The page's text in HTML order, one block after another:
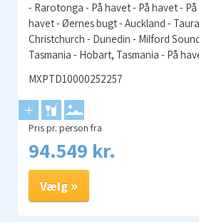
- Rarotonga - På havet - På havet -
havet - Øernes bugt - Auckland -
Christchurch - Dunedin - Milford
Tasmania - Hobart, Tasmania - På
MXPTD10000252257
Pris pr. person fra
94.549 kr.
Vælg